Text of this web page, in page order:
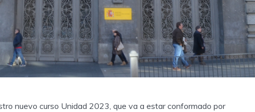
nuevo curso Unidad 2023, que va a estar conformado por